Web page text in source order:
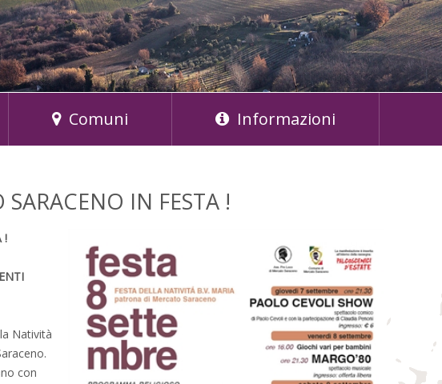
Comuni Informazioni
IN FESTA !
!
Natività
con